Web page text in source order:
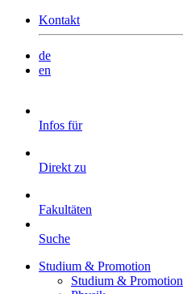
Kontakt
de
en
Infos für
Direkt zu
Fakultäten
Suche
Studium & Promotion
Studium & Promotion